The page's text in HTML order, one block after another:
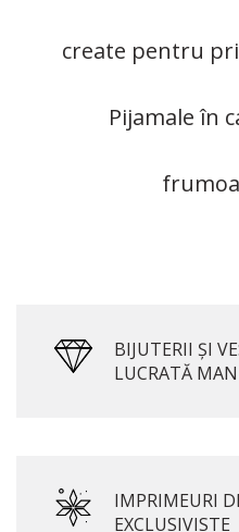
create pentru
Pijamale în
BIJUTERII ȘI
LUCRATĂ
IMPRIMEURI
EXCLUSIVISTE